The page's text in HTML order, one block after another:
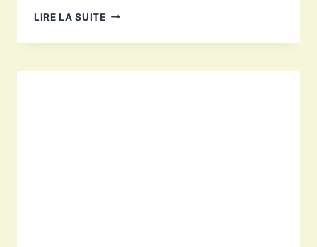
LIRE LA SUITELACS
GORGES
VERDON